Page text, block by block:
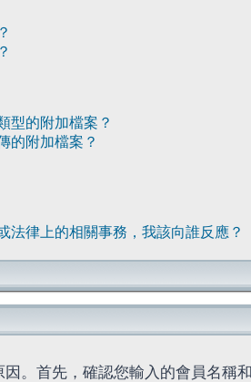
型的附加檔案？
的附加檔案？
法律上的相關事務，我該向誰反應？
。首先，確認您輸入的會員名稱